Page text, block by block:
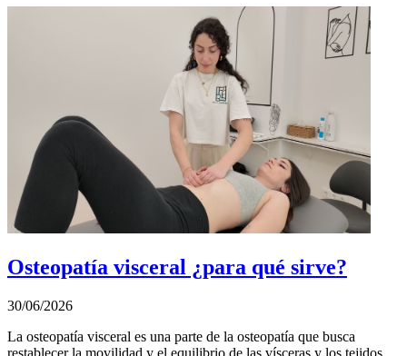
Osteopatía visceral ¿para qué sirve?
30/06/2026
La osteopatía visceral es una parte de la osteopatía que busca
restablecer la movilidad y el equilibrio de las vísceras y los tejidos